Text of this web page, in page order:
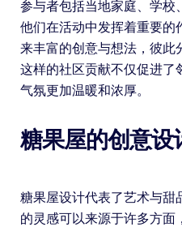
参与者包括当地家庭、学校
他们在活动中发挥着重要的
来丰富的创意与想法，彼此
这样的社区贡献不仅促进了
气氛更加温暖和浓厚。
糖果屋的创意设
糖果屋设计代表了艺术与甜
的灵感可以来源于许多方面